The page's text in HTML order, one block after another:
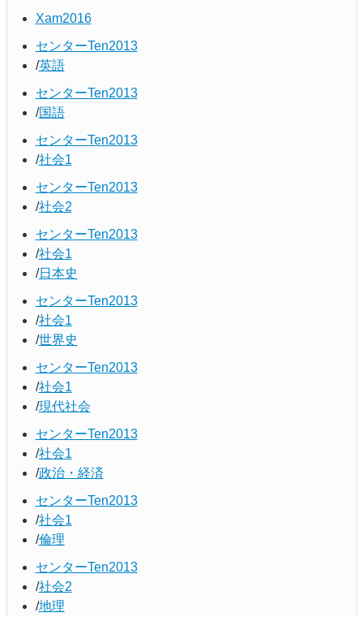
Xam2016
センターTen2013
英語
センターTen2013
国語
センターTen2013
社会1
センターTen2013
社会2
センターTen2013
社会1
日本史
センターTen2013
社会1
世界史
センターTen2013
社会1
現代社会
センターTen2013
社会1
政治・経済
センターTen2013
社会1
倫理
センターTen2013
社会2
地理